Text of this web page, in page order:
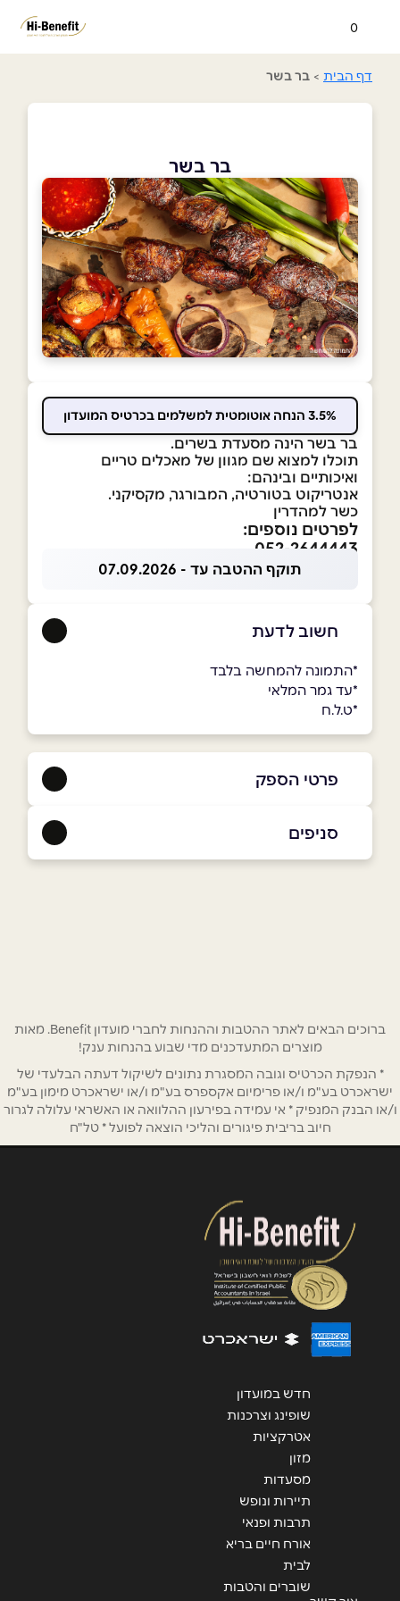
0
דף הבית > בר בשר
בר בשר
3.5% הנחה אוטומטית למשלמים בכרטיס המועדון
בר בשר הינה מסעדת בשרים.
תוכלו למצוא שם מגוון של מאכלים טריים
ואיכותיים ובינהם:
אנטריקוט בטורטיה, המבורגר, מקסיקני.
כשר למהדרין
לפרטים נוספים:
052-2644443
תוקף ההטבה עד - 07.09.2026
חשוב לדעת
*התמונה להמחשה בלבד
*עד גמר המלאי
*ט.ל.ח
פרטי הספק
נושא*
אנא חזרו אלי בקשר ל...
הודעה*
שליחה
סניפים
ברוכים הבאים לאתר ההטבות וההנחות לחברי מועדון Benefit. מאות
מוצרים המתעדכנים מדי שבוע בהנחות ענק!
* הנפקת הכרטיס וגובה המסגרת נתונים לשיקול דעתה הבלעדי של
ישראכרט בע"מ ו/או פרימיום אקספרס בע"מ ו/או ישראכרט מימון בע"מ
ו/או הבנק המנפיק * אי עמידה בפירעון ההלוואה או האשראי עלולה לגרור
חיוב בריבית פיגורים והליכי הוצאה לפועל * טל"ח
חדש במועדון
שופינג וצרכנות
אטרקציות
מזון
מסעדות
תיירות ונופש
תרבות ופנאי
אורח חיים בריא
לבית
שוברים והטבות